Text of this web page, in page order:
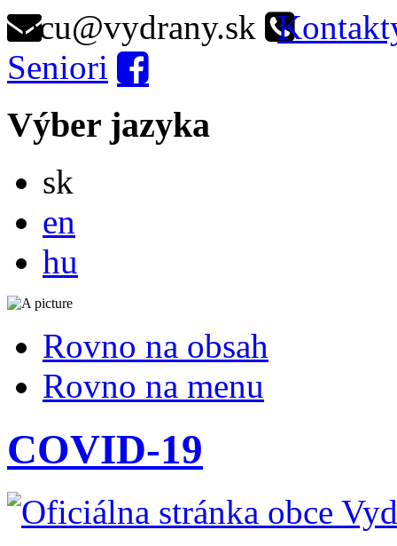
ocu@vydrany.sk
Seniori
Výber jazyka
sk
en
hu
Rovno na obsah
Rovno na menu
COVID-19